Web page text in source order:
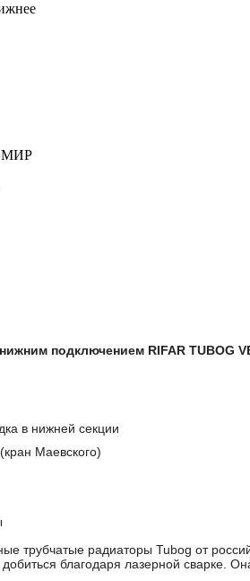
МИР
подключением RIFAR TUBOG
в нижней секции
Маевского)
трубчатые радиаторы Tubog от
добиться благодаря лазерной